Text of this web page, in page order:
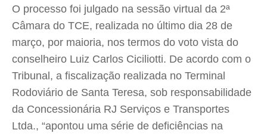
O processo foi julgado na sessão virtual da 2ª
Câmara do TCE, realizada no último dia 28 de
março, por maioria, nos termos do voto vista do
conselheiro Luiz Carlos Ciciliotti. De acordo com o
Tribunal, a fiscalização realizada no Terminal
Rodoviário de Santa Teresa, sob responsabilidade
da Concessionária RJ Serviços e Transportes
Ltda., “apontou uma série de deficiências na